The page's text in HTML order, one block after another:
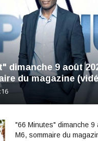
dimanche 9 août
du magazine
"66 Minutes" dimanche 9
M6, sommaire du